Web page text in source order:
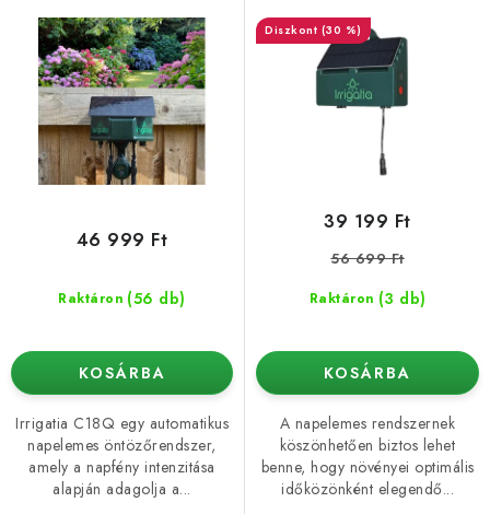
öntözőrendszer
Raktáron (56 db)
46 999 Ft
KOSÁRBA
Irrigatia C18Q egy automatikus
napelemes öntözőrendszer,
amely a napfény intenzitása
alapján adagolja a...
öntözőrendszer
(30 %)
Raktáron (3 db)
39 199 Ft
56 699 Ft
KOSÁRBA
A napelemes rendszernek
köszönhetően biztos lehet
benne, hogy növényei optimális
időközönként elegendő...